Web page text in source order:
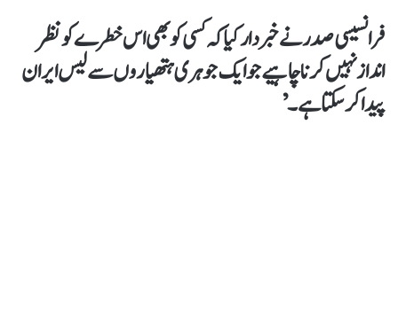
فرانسیسی صدر نےخبردار کیا کہ کسی کو بھی اس خطرے کو نظر
انداز نہیں کرنا چاہیے جو ایک جوہری ہتھیاروں سے لیس ایران
پیدا کر سکتا ہے۔’